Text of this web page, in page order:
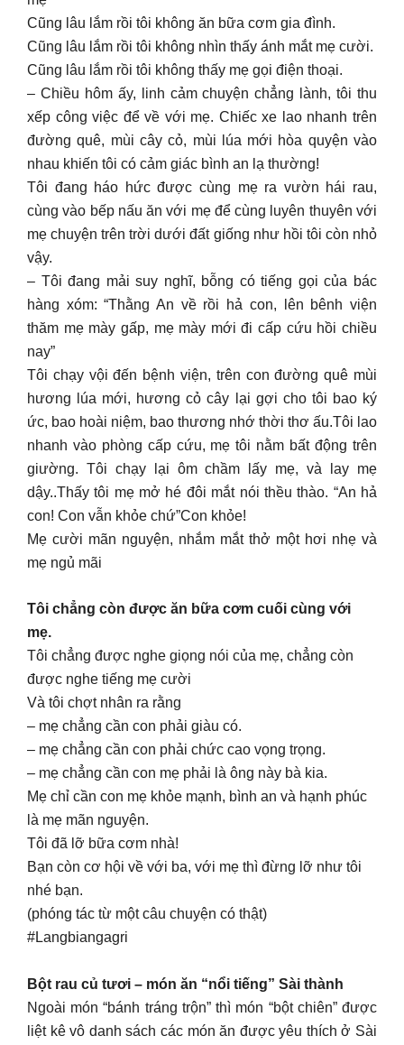
Cũng lâu lắm rồi tôi không ăn bữa cơm gia đình.
Cũng lâu lắm rồi tôi không nhìn thấy ánh mắt mẹ cười.
Cũng lâu lắm rồi tôi không thấy mẹ gọi điện thoại.
– Chiều hôm ấy, linh cảm chuyện chẳng lành, tôi thu
xếp công việc để về với mẹ. Chiếc xe lao nhanh trên
đường quê, mùi cây cỏ, mùi lúa mới hòa quyện vào
nhau khiến tôi có cảm giác bình an lạ thường!
Tôi đang háo hức được cùng mẹ ra vườn hái rau,
cùng vào bếp nấu ăn với mẹ để cùng luyên thuyên với
mẹ chuyện trên trời dưới đất giống như hồi tôi còn nhỏ
vậy.
– Tôi đang mải suy nghĩ, bỗng có tiếng gọi của bác
hàng xóm: “Thằng An về rồi hả con, lên bênh viện
thăm mẹ mày gấp, mẹ mày mới đi cấp cứu hồi chiều
nay”
Tôi chạy vội đến bệnh viện, trên con đường quê mùi
hương lúa mới, hương cỏ cây lại gợi cho tôi bao ký
ức, bao hoài niệm, bao thương nhớ thời thơ ấu.Tôi lao
nhanh vào phòng cấp cứu, mẹ tôi nằm bất động trên
giường. Tôi chạy lại ôm chầm lấy mẹ, và lay mẹ
dậy..Thấy tôi mẹ mở hé đôi mắt nói thều thào. “An hả
con! Con vẫn khỏe chứ”Con khỏe!
Mẹ cười mãn nguyện, nhắm mắt thở một hơi nhẹ và
mẹ ngủ mãi
Tôi chẳng còn được ăn bữa cơm cuối cùng với
mẹ.
Tôi chẳng được nghe giọng nói của mẹ, chẳng còn
được nghe tiếng mẹ cười
Và tôi chợt nhân ra rằng
– mẹ chẳng cần con phải giàu có.
– mẹ chẳng cần con phải chức cao vọng trọng.
– mẹ chẳng cần con mẹ phải là ông này bà kia.
Mẹ chỉ cần con mẹ khỏe mạnh, bình an và hạnh phúc
là mẹ mãn nguyện.
Tôi đã lỡ bữa cơm nhà!
Bạn còn cơ hội về với ba, với mẹ thì đừng lỡ như tôi
nhé bạn.
(phóng tác từ một câu chuyện có thật)
#Langbiangagri
Bột rau củ tươi – món ăn “nổi tiếng” Sài thành
Ngoài món “bánh tráng trộn” thì món “bột chiên” được
liệt kê vô danh sách các món ăn được yêu thích ở Sài